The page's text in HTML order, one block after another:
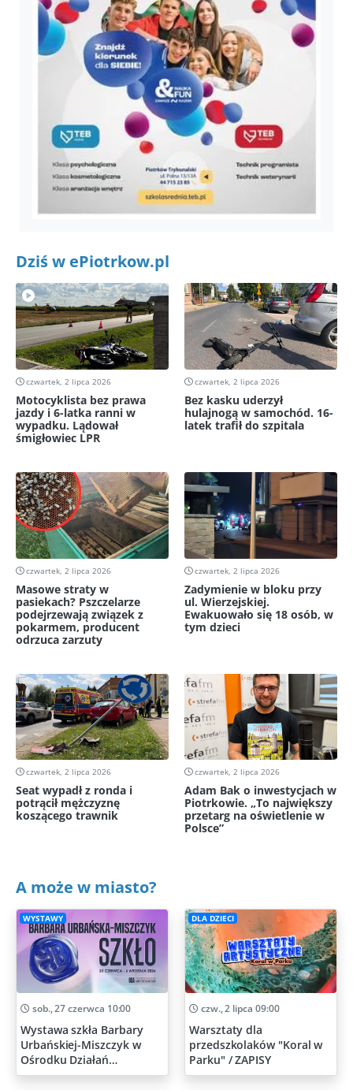
Dziś w ePiotrkow.pl
czwartek, 2 lipca 2026
Motocyklista bez prawa
jazdy i 6-latka ranni w
wypadku. Lądował
śmigłowiec LPR
czwartek, 2 lipca 2026
Bez kasku uderzył
hulajnogą w samochód. 16-
latek trafił do szpitala
czwartek, 2 lipca 2026
Masowe straty w
pasiekach? Pszczelarze
podejrzewają związek z
pokarmem, producent
odrzuca zarzuty
czwartek, 2 lipca 2026
Zadymienie w bloku przy
ul. Wierzejskiej.
Ewakuowało się 18 osób, w
tym dzieci
czwartek, 2 lipca 2026
Seat wypadł z ronda i
potrącił mężczyznę
koszącego trawnik
czwartek, 2 lipca 2026
Adam Bak o inwestycjach w
Piotrkowie. „To największy
przetarg na oświetlenie w
Polsce”
A może w miasto?
WYSTAWY
sob., 27 czerwca 10:00
Wystawa szkła Barbary
Urbańskiej-Miszczyk w
Ośrodku Działań
Artystycznych
DLA DZIECI
czw., 2 lipca 09:00
Warsztaty dla
przedszkolaków "Koral w
Parku" / ZAPISY